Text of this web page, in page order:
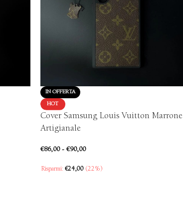
IN OFFERTA
HOT
Cover Samsung Louis Vuitton Marrone
Artigianale
€86,00 - €90,00
Risparmi: €24,00(22%)